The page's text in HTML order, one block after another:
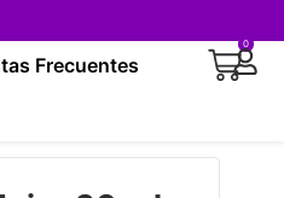
Frecuentes
0